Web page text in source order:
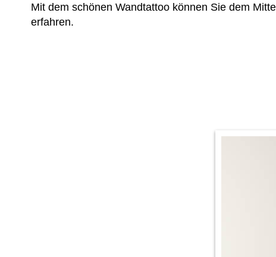
Mit dem schönen Wandtattoo können Sie dem
erfahren.